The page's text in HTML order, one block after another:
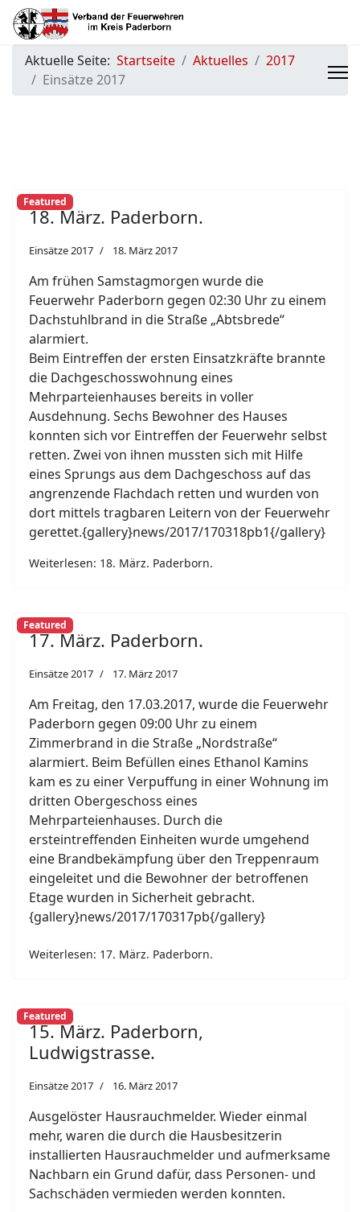
Aktuelle Seite: Startseite Aktuelles
2017
Einsätze 2017
Featured
18. März. Paderborn.
Einsätze 2017 18. März 2017
Am frühen Samstagmorgen wurde die
Feuerwehr Paderborn gegen 02:30 Uhr zu einem
Dachstuhlbrand in die Straße „Abtsbrede“
alarmiert.
Beim Eintreffen der ersten Einsatzkräfte brannte
die Dachgeschosswohnung eines
Mehrparteienhauses bereits in voller
Ausdehnung. Sechs Bewohner des Hauses
konnten sich vor Eintreffen der Feuerwehr selbst
retten. Zwei von ihnen mussten sich mit Hilfe
eines Sprungs aus dem Dachgeschoss auf das
angrenzende Flachdach retten und wurden von
dort mittels tragbaren Leitern von der Feuerwehr
gerettet.{gallery}news/2017/170318pb1{/gallery}
Weiterlesen: 18. März. Paderborn.
Featured
17. März. Paderborn.
Einsätze 2017 17. März 2017
Am Freitag, den 17.03.2017, wurde die Feuerwehr
Paderborn gegen 09:00 Uhr zu einem
Zimmerbrand in die Straße „Nordstraße“
alarmiert. Beim Befüllen eines Ethanol Kamins
kam es zu einer Verpuffung in einer Wohnung im
dritten Obergeschoss eines
Mehrparteienhauses. Durch die
ersteintreffenden Einheiten wurde umgehend
eine Brandbekämpfung über den Treppenraum
eingeleitet und die Bewohner der betroffenen
Etage wurden in Sicherheit gebracht.
{gallery}news/2017/170317pb{/gallery}
Weiterlesen: 17. März. Paderborn.
Featured
15. März. Paderborn,
Ludwigstrasse.
Einsätze 2017 16. März 2017
Ausgelöster Hausrauchmelder. Wieder einmal
mehr, waren die durch die Hausbesitzerin
installierten Hausrauchmelder und aufmerksame
Nachbarn ein Grund dafür, dass Personen- und
Sachschäden vermieden werden konnten.